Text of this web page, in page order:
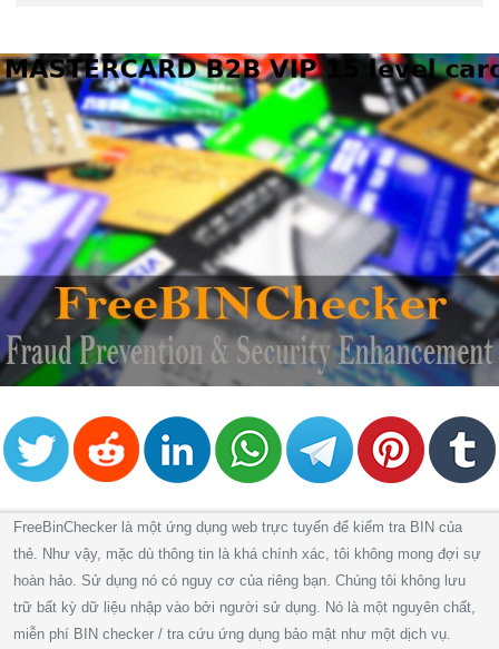
FreeBinChecker là một ứng dụng web trực tuyến để kiểm tra BIN của
thẻ. Như vậy, mặc dù thông tin là khá chính xác, tôi không mong đợi sự
hoàn hảo. Sử dụng nó có nguy cơ của riêng bạn. Chúng tôi không lưu
trữ bất kỳ dữ liệu nhập vào bởi người sử dụng. Nó là một nguyên chất,
miễn phí BIN checker / tra cứu ứng dụng bảo mật như một dịch vụ.